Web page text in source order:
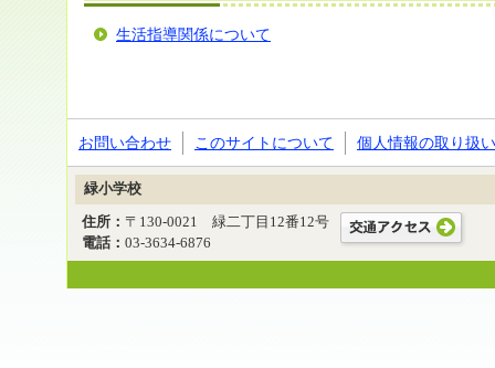
生活指導関係について
お問い合わせ このサイトについて 個人情報の取り扱い
緑小学校
住所： 〒130-0021 緑二丁目12番12号
電話： 03-3634-6876